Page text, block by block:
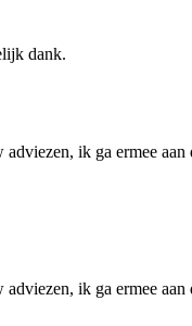
dank.
ik ga ermee
ik ga ermee